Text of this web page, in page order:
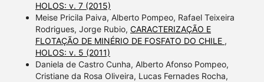
HOLOS: v. 7 (2015)
Meise Pricila Paiva, Alberto Pompeo, Rafael Teixeira
Rodrigues, Jorge Rubio, CARACTERIZAÇÃO E
FLOTAÇÃO DE MINÉRIO DE FOSFATO DO CHILE ,
HOLOS: v. 5 (2011)
Daniela de Castro Cunha, Alberto Afonso Pompeo,
Cristiane da Rosa Oliveira, Lucas Fernades Rocha,